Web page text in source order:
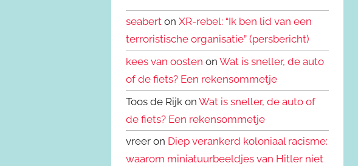
seabert onXR-rebel: “Ik ben lid van een
terroristische organisatie” (persbericht)
kees van oosten onWat is sneller, de auto
of de fiets? Een rekensommetje
Toos de Rijk onWat is sneller, de auto of
de fiets? Een rekensommetje
vreer on Diep verankerd koloniaal racisme:
waarom miniatuurbeeldjes van Hitler niet